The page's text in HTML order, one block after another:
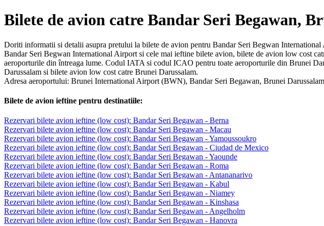
Bilete de avion catre Bandar Seri Begawan,
Doriti informatii si detalii asupra pretului la bilete de avion pentru Bandar Seri Begwan
Bandar Seri Begwan International Airport si cele mai ieftine bilete avion, bilete de avion low cost
aeroporturile din întreaga lume. Codul IATA si codul ICAO pentru toate aeroporturile din Brunei
Darussalam si bilete avion low cost catre Brunei Darussalam.
Adresa aeroportului: Brunei International Airport (BWN), Bandar Seri Begawan, Brunei Darussalam
Bilete de avion ieftine pentru destinatiile:
Rezervari bilete avion ieftine (low cost): Bandar Seri Begawan - Berna
Rezervari bilete avion ieftine (low cost): Bandar Seri Begawan - Macau
Rezervari bilete avion ieftine (low cost): Bandar Seri Begawan - Yamoussoukro
Rezervari bilete avion ieftine (low cost): Bandar Seri Begawan - Ciudad de Mexico
Rezervari bilete avion ieftine (low cost): Bandar Seri Begawan - Yaounde
Rezervari bilete avion ieftine (low cost): Bandar Seri Begawan - Roma
Rezervari bilete avion ieftine (low cost): Bandar Seri Begawan - Antananarivo
Rezervari bilete avion ieftine (low cost): Bandar Seri Begawan - Kabul
Rezervari bilete avion ieftine (low cost): Bandar Seri Begawan - Niamey
Rezervari bilete avion ieftine (low cost): Bandar Seri Begawan - Kinshasa
Rezervari bilete avion ieftine (low cost): Bandar Seri Begawan - Angelholm
Rezervari bilete avion ieftine (low cost): Bandar Seri Begawan - Hanovra